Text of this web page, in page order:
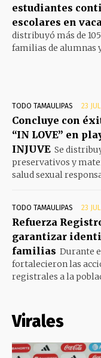
estudiantes
escolares en
distribuyó más de
familias de alumnas
TODO TAMAULIPAS 23
Concluye con
“IN LOVE” en
INJUVE Se
preservativos y
salud sexual
TODO TAMAULIPAS 23
Refuerza
garantizar
familias Durante
fortalecieron las
registrales a la
Virales